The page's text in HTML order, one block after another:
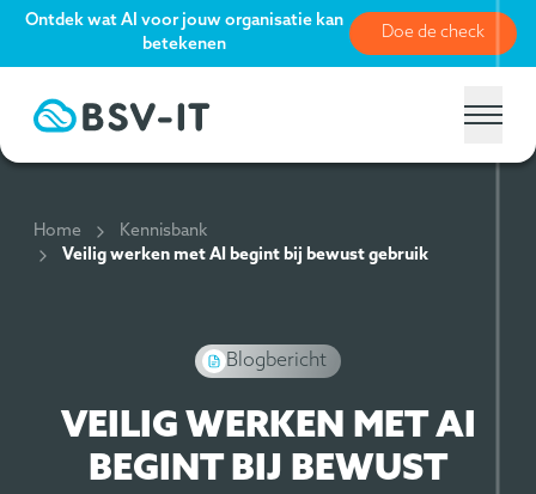
Ontdek wat AI voor jouw organisatie kan
betekenen
Doe de check
Home
Kennisbank
Veilig werken met AI begint bij bewust gebruik
Blogbericht
VEILIG WERKEN MET AI
BEGINT BIJ BEWUST